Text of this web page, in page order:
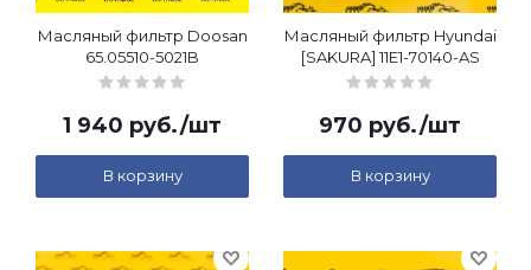
Масляный фильтр Doosan
65.05510-5021B
1 940 руб./шт
В корзину
Масляный фильтр Hyundai
[SAKURA] 11E1-70140-AS
970 руб./шт
В корзину